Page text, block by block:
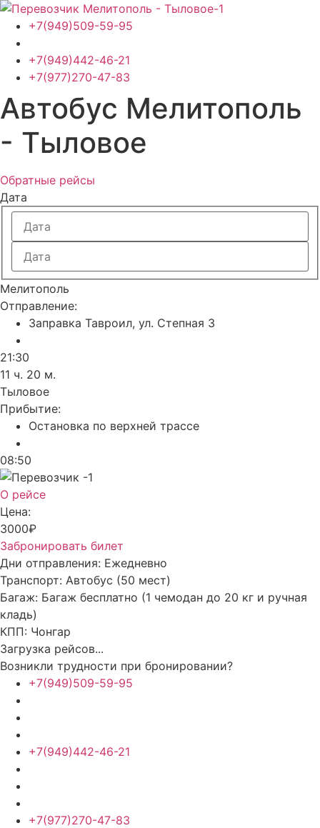
Перейти
содержимому
+7(949)509-59-95
+7(949)442-46-21
+7(977)270-47-83
Автобус Мелитополь
- Тыловое
Обратные рейсы
Дата
Мелитополь
Отправление:
Заправка Тавроил, ул. Степная 3
21:30
11 ч. 20 м.
Тыловое
Прибытие:
Остановка по верхней трассе
08:50
О рейсе
Цена:
3000₽
Забронировать билет
Дни отправления: Ежедневно
Транспорт: Автобус (50 мест)
Багаж: Багаж бесплатно (1 чемодан до 20 кг и ручная
кладь)
КПП: Чонгар
Загрузка рейсов...
Возникли трудности при бронировании?
+7(949)509-59-95
+7(949)442-46-21
+7(977)270-47-83